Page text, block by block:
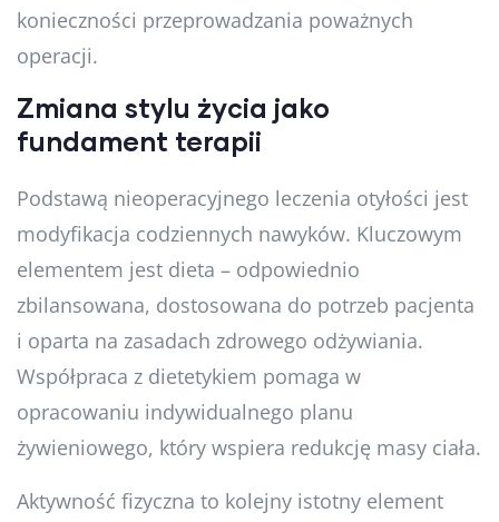
konieczności przeprowadzania poważnych
operacji.
Zmiana stylu życia jako
fundament terapii
Podstawą nieoperacyjnego leczenia otyłości jest
modyfikacja codziennych nawyków. Kluczowym
elementem jest dieta – odpowiednio
zbilansowana, dostosowana do potrzeb pacjenta
i oparta na zasadach zdrowego odżywiania.
Współpraca z dietetykiem pomaga w
opracowaniu indywidualnego planu
żywieniowego, który wspiera redukcję masy ciała.
Aktywność fizyczna to kolejny istotny element